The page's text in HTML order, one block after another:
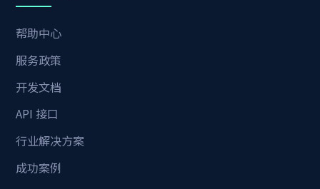
帮助中心
服务政策
开发文档
API 接口
行业解决方案
成功案例